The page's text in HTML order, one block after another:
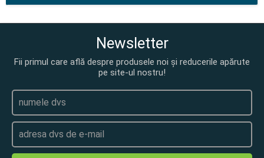
Newsletter
Fii primul care află despre produsele noi și reducerile apărute
pe site-ul nostru!